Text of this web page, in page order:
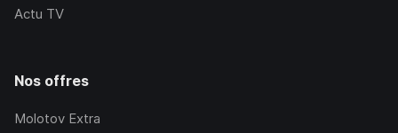
Actu TV
Nos offres
Molotov Extra